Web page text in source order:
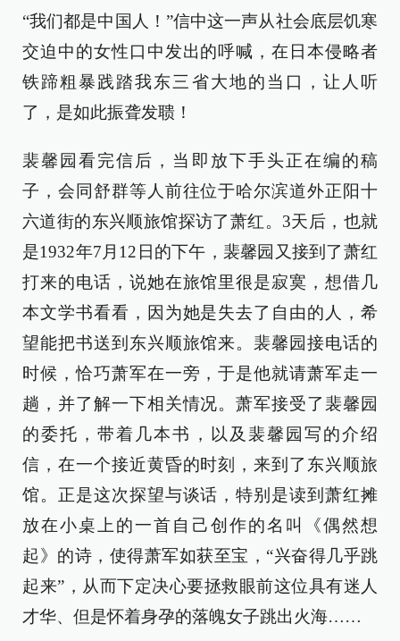
“我们都是中国人！”信中这一声从社会底层饥寒
交迫中的女性口中发出的呼喊，在日本侵略者
铁蹄粗暴践踏我东三省大地的当口，让人听
了，是如此振聋发聩！
裴馨园看完信后，当即放下手头正在编的稿
子，会同舒群等人前往位于哈尔滨道外正阳十
六道街的东兴顺旅馆探访了萧红。3天后，也就
是1932年7月12日的下午，裴馨园又接到了萧红
打来的电话，说她在旅馆里很是寂寞，想借几
本文学书看看，因为她是失去了自由的人，希
望能把书送到东兴顺旅馆来。裴馨园接电话的
时候，恰巧萧军在一旁，于是他就请萧军走一
趟，并了解一下相关情况。萧军接受了裴馨园
的委托，带着几本书，以及裴馨园写的介绍
信，在一个接近黄昏的时刻，来到了东兴顺旅
馆。正是这次探望与谈话，特别是读到萧红摊
放在小桌上的一首自己创作的名叫《偶然想
起》的诗，使得萧军如获至宝，“兴奋得几乎跳
起来”，从而下定决心要拯救眼前这位具有迷人
才华、但是怀着身孕的落魄女子跳出火海……